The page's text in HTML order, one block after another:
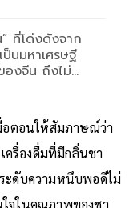
” ที่โด่งดังจาก
นมหาเศรษฐี
งจีน ถึงไม่
องชานม”
อตอนให้สัมภาษณ์ว่า
รื่องดื่มที่มีกลิ่นชา
ะดับความหนึบพอดีไม่
ใจในคุณภาพของชา